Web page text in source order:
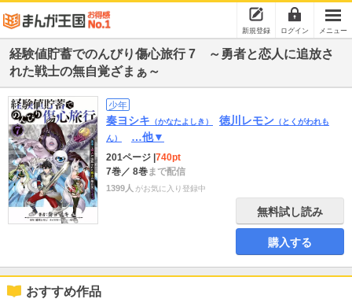
新規登録 ログイン メニュー
経験値貯蓄でのんびり傷心旅行 7 ～勇者と恋人に追放さ
れた戦士の無自覚ざまぁ～
少年
奏ヨシキ （かなたよしき） 徳川レモン （とくがわれも
ん）
…他▼
201ページ 740pt
7巻／ 8巻まで配信
1399人 がお気に入り登録中
無料試し読み
購入する
おすすめ作品